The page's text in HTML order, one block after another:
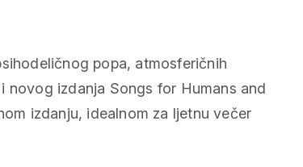
popa, atmosferičnih
novog izdanja Songs for Humans and
izdanju, idealnom za ljetnu večer